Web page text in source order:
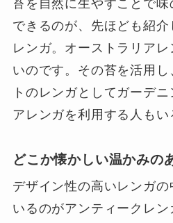
苔を自然に生やすことで
できるのが、先ほども紹
レンガ。オーストラリア
いのです。その苔を活用
トのレンガとしてガーデ
アレンガを利用する人もい
どこか懐かしい温かみの
デザイン性の高いレンガ
いるのがアンティークレ